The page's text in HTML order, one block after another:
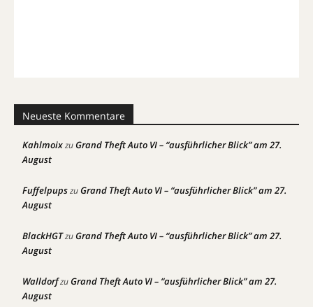
Neueste Kommentare
KahlmoixzuGrand Theft Auto VI – “ausführlicher Blick” am 27.
August
FuffelpupszuGrand Theft Auto VI – “ausführlicher Blick” am 27.
August
BlackHGTzuGrand Theft Auto VI – “ausführlicher Blick” am 27.
August
WalldorfzuGrand Theft Auto VI – “ausführlicher Blick” am 27.
August